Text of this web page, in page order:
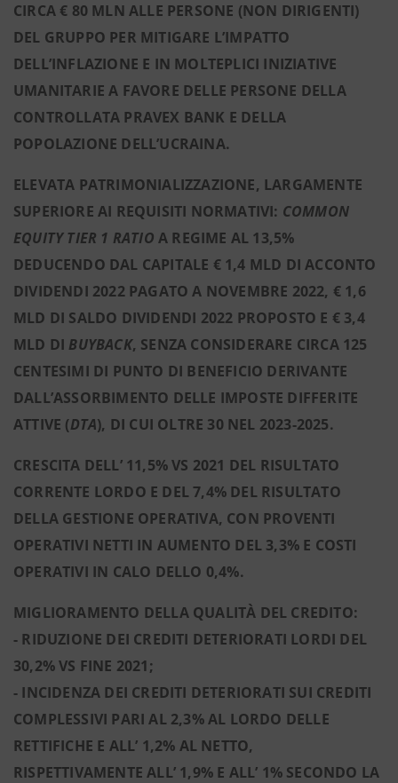
CIRCA € 80 MLN ALLE PERSONE (NON DIRIGENTI)
DEL GRUPPO PER MITIGARE L’IMPATTO
DELL’INFLAZIONE E IN MOLTEPLICI INIZIATIVE
UMANITARIE A FAVORE DELLE PERSONE DELLA
CONTROLLATA PRAVEX BANK E DELLA
POPOLAZIONE DELL’UCRAINA.
ELEVATA PATRIMONIALIZZAZIONE, LARGAMENTE
SUPERIORE AI REQUISITI NORMATIVI: COMMON
EQUITY TIER 1 RATIO A REGIME AL 13,5%
DEDUCENDO DAL CAPITALE € 1,4 MLD DI ACCONTO
DIVIDENDI 2022 PAGATO A NOVEMBRE 2022, € 1,6
MLD DI SALDO DIVIDENDI 2022 PROPOSTO E € 3,4
MLD DI BUYBACK, SENZA CONSIDERARE CIRCA 125
CENTESIMI DI PUNTO DI BENEFICIO DERIVANTE
DALL’ASSORBIMENTO DELLE IMPOSTE DIFFERITE
ATTIVE (DTA), DI CUI OLTRE 30 NEL 2023-2025.
CRESCITA DELL’ 11,5% VS 2021 DEL RISULTATO
CORRENTE LORDO E DEL 7,4% DEL RISULTATO
DELLA GESTIONE OPERATIVA, CON PROVENTI
OPERATIVI NETTI IN AUMENTO DEL 3,3% E COSTI
OPERATIVI IN CALO DELLO 0,4%.
MIGLIORAMENTO DELLA QUALITÀ DEL CREDITO:
- RIDUZIONE DEI CREDITI DETERIORATI LORDI DEL
30,2% VS FINE 2021;
- INCIDENZA DEI CREDITI DETERIORATI SUI CREDITI
COMPLESSIVI PARI AL 2,3% AL LORDO DELLE
RETTIFICHE E ALL’ 1,2% AL NETTO,
RISPETTIVAMENTE ALL’ 1,9% E ALL’ 1% SECONDO LA